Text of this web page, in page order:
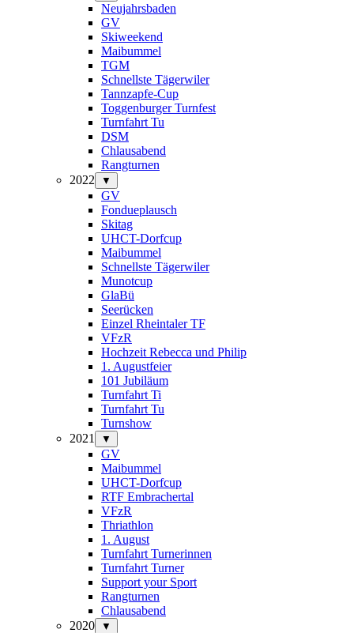
Neujahrsbaden
GV
Skiweekend
Maibummel
TGM
Schnellste Tägerwiler
Tannzapfe-Cup
Toggenburger Turnfest
Turnfahrt Tu
DSM
Chlausabend
Rangturnen
2022
▼
GV
Fondueplausch
Skitag
UHCT-Dorfcup
Maibummel
Schnellste Tägerwiler
Munotcup
GlaBü
Seerücken
Einzel Rheintaler TF
VFzR
Hochzeit Rebecca und Philip
1. Augustfeier
101 Jubiläum
Turnfahrt Ti
Turnfahrt Tu
Turnshow
2021
▼
GV
Maibummel
UHCT-Dorfcup
RTF Embrachertal
VFzR
Thriathlon
1. August
Turnfahrt Turnerinnen
Turnfahrt Turner
Support your Sport
Rangturnen
Chlausabend
2020
▼